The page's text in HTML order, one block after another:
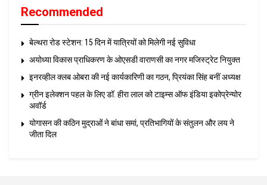
Recommended
बेल्थरा रोड स्टेशन: 15 दिन में यात्रियों को मिलेगी नई सुविधा
अयोध्या विकास प्राधिकरण के ओएसडी वाराणसी का नगर मजिस्ट्रेट नियुक्त
इनरव्हील क्लब ओबरा की नई कार्यकारिणी का गठन, प्रियंका सिंह बनीं अध्यक्ष
ग्रीन इलेक्शन पहल के लिए डॉ. हीरा लाल को टाइम्स ऑफ इंडिया इकोप्रेन्योर
अवॉर्ड
योगासन की कठिन मुद्राओं ने बांधा समां, प्रतिभागियों के संतुलन और लय ने
जीता दिल